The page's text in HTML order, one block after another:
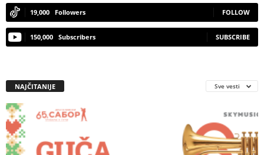
19,000 Followers FOLLOW
150,000 Subscribers SUBSCRIBE
NAJČITANIJE Sve vesti